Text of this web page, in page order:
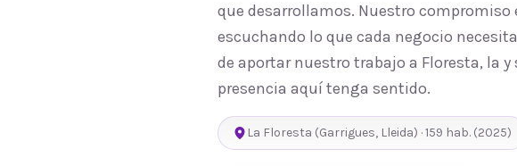
que desarrollamos. Nuestro
escuchando lo que cada negocio
de aportar nuestro trabajo a Floresta, la
presencia aquí tenga sentido.
La Floresta (Garrigues, Lleida) ·159 hab. (2025)